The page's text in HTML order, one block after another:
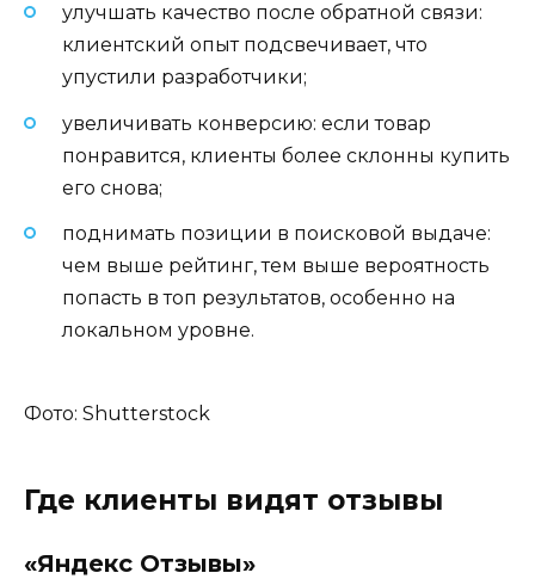
улучшать качество после обратной связи:
клиентский опыт подсвечивает, что
упустили разработчики;
увеличивать конверсию: если товар
понравится, клиенты более склонны купить
его снова;
поднимать позиции в поисковой выдаче:
чем выше рейтинг, тем выше вероятность
попасть в топ результатов, особенно на
локальном уровне.
Фото: Shutterstock
Где клиенты видят отзывы
«Яндекс Отзывы»